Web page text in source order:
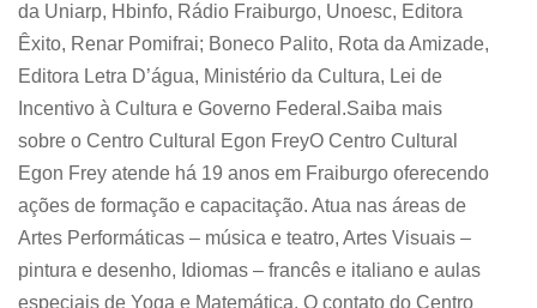
da Uniarp, Hbinfo, Rádio Fraiburgo, Unoesc, Editora
Êxito, Renar Pomifrai; Boneco Palito, Rota da Amizade,
Editora Letra D’água, Ministério da Cultura, Lei de
Incentivo à Cultura e Governo Federal.Saiba mais
sobre o Centro Cultural Egon FreyO Centro Cultural
Egon Frey atende há 19 anos em Fraiburgo oferecendo
ações de formação e capacitação. Atua nas áreas de
Artes Performáticas – música e teatro, Artes Visuais –
pintura e desenho, Idiomas – francês e italiano e aulas
especiais de Yoga e Matemática. O contato do Centro